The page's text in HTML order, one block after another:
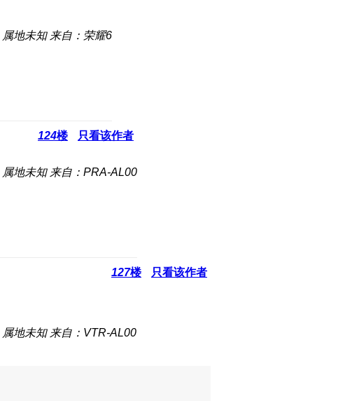
属地未知 来自：荣耀6
124楼 只看该作者
属地未知 来自：PRA-AL00
127楼 只看该作者
属地未知 来自：VTR-AL00